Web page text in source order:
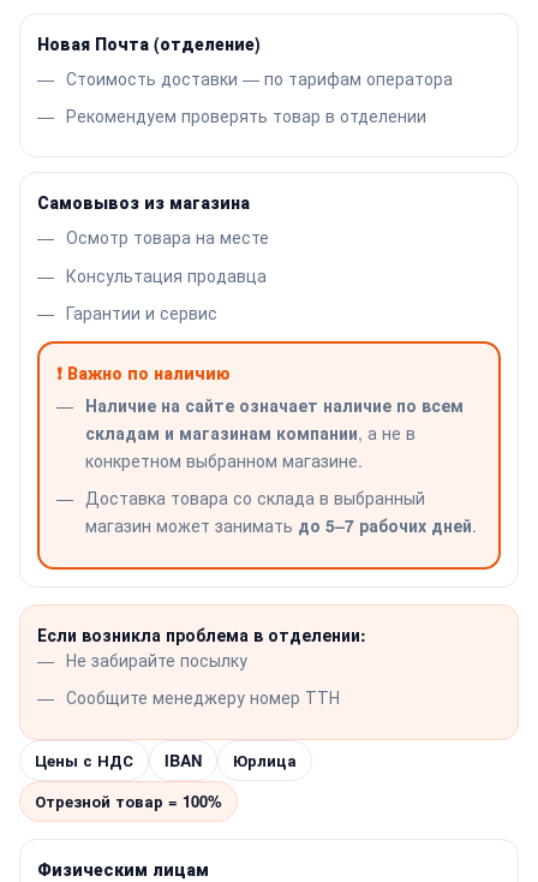
Новая Почта (отделение)
Стоимость доставки — по тарифам оператора
Рекомендуем проверять товар в отделении
Самовывоз из магазина
Осмотр товара на месте
Консультация продавца
Гарантии и сервис
❗ Важно по наличию
Наличие на сайте означает наличие по всем
складам и магазинам компании, а не в
конкретном выбранном магазине.
Доставка товара со склада в выбранный
магазин может занимать до 5–7 рабочих дней.
Если возникла проблема в отделении:
Не забирайте посылку
Сообщите менеджеру номер ТТН
Цены с НДС IBAN
Юрлица
Отрезной товар = 100%
Физическим лицам